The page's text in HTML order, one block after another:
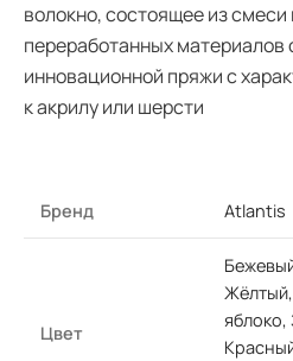
волокно, состоящее из смеси
переработанных
инновационной пряжи с
к акрилу или шерсти
Бренд Atlantis
Цвет
яблоко,